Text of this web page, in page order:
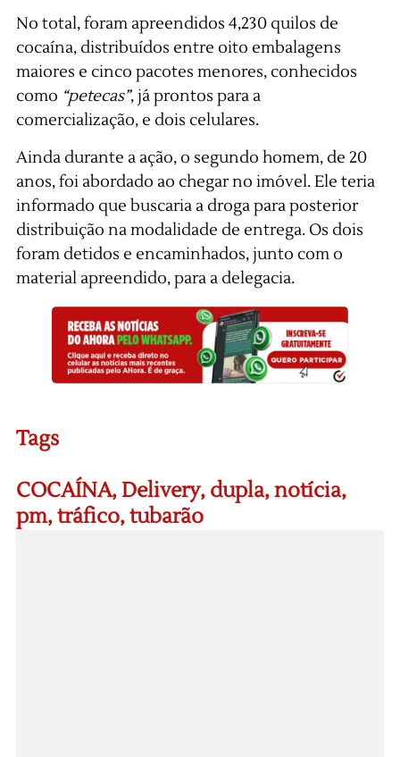
No total, foram apreendidos 4,230 quilos de
cocaína, distribuídos entre oito embalagens
maiores e cinco pacotes menores, conhecidos
como “petecas”, já prontos para a
comercialização, e dois celulares.
Ainda durante a ação, o segundo homem, de 20
anos, foi abordado ao chegar no imóvel. Ele teria
informado que buscaria a droga para posterior
distribuição na modalidade de entrega. Os dois
foram detidos e encaminhados, junto com o
material apreendido, para a delegacia.
Tags
COCAÍNA,Delivery, dupla,notícia,
pm,tráfico,tubarão